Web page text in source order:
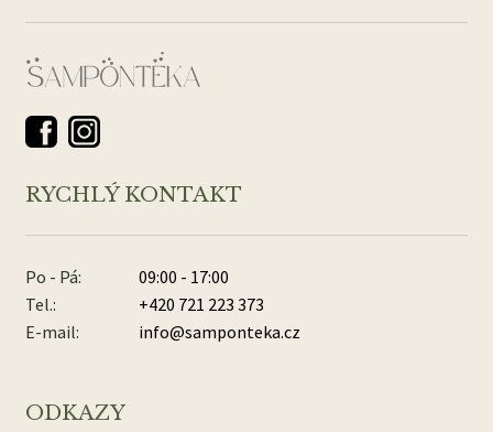
RYCHLÝ KONTAKT
Po - Pá:
09:00 - 17:00
Tel.:
+420 721 223 373
E-mail:
info@samponteka.cz
ODKAZY